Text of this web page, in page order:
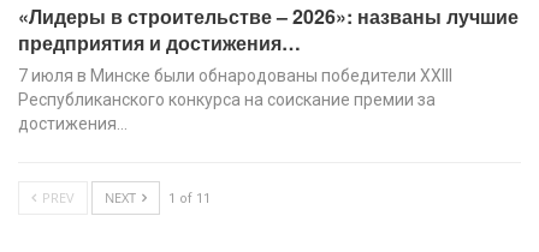
«Лидеры в строительстве – 2026»: названы лучшие
предприятия и достижения…
7 июля в Минске были обнародованы победители XХIII
Республиканского конкурса на соискание премии за
достижения…
PREV NEXT 1 of 11